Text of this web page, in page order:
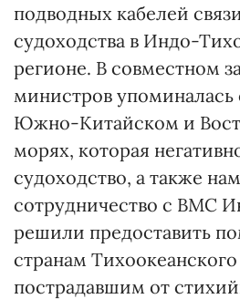
подводных кабелей
судоходства в Индо-
регионе. В совместном
министров упоминалась
Южно-Китайском и
морях, которая
судоходство, а также
сотрудничество с ВМС
решили предоставить
странам
пострадавшим от